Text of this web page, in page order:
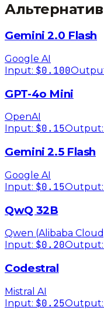
Gemini 2.0 Flash
Google AI
Input: $0.100
GPT-4o Mini
OpenAI
Input: $0.15Output:
Gemini 2.5 Flash
Google AI
Input: $0.15Output:
QwQ 32B
Qwen (Alibaba
Input: $0.20Output:
Codestral
Mistral AI
Input: $0.25Output: